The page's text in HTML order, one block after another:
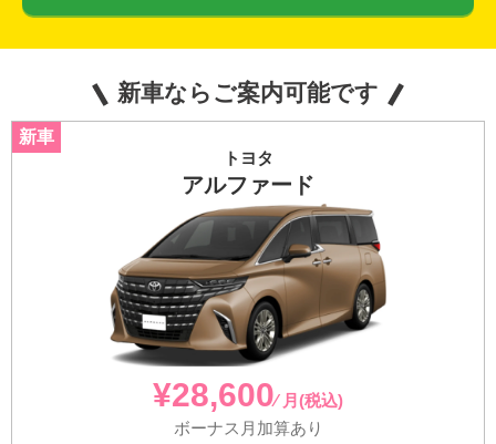
新車ならご案内可能です
トヨタ
アルファード
¥28,600⁄ 月(税込)
ボーナス月加算あり